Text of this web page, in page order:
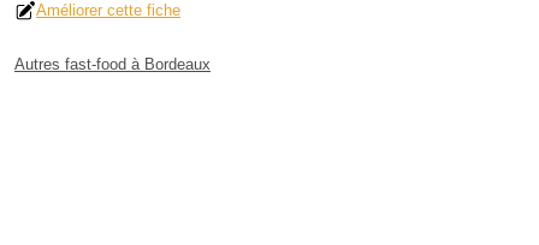
Améliorer cette fiche
Autres fast-food à Bordeaux